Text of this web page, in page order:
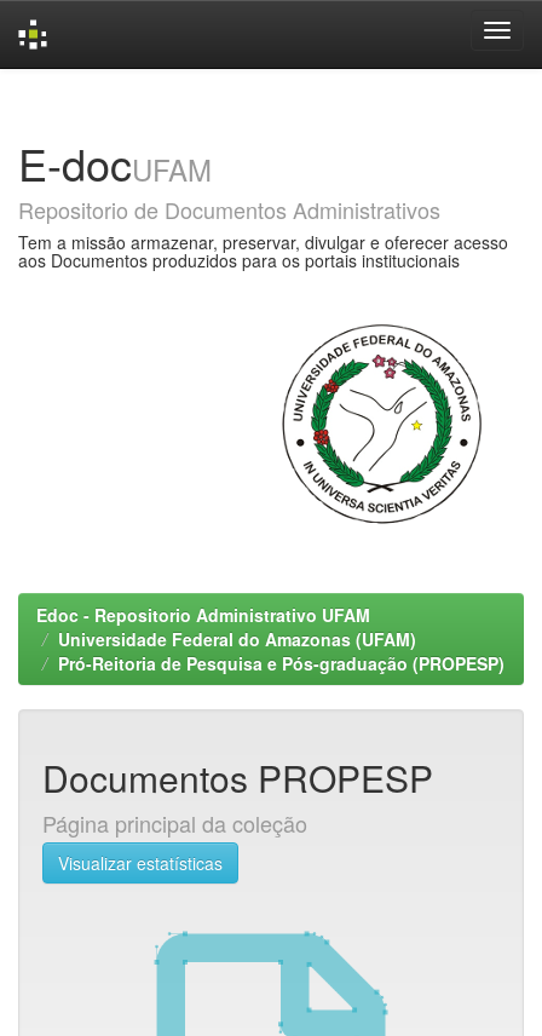
E-docUFAM
Repositorio de Documentos Administrativos
Tem a missão armazenar, preservar, divulgar e oferecer acesso
aos Documentos produzidos para os portais institucionais
Edoc - Repositorio Administrativo UFAM
Universidade Federal do Amazonas (UFAM)
Pró-Reitoria de Pesquisa e Pós-graduação (PROPESP)
Documentos PROPESP
Página principal da coleção
Visualizar estatísticas